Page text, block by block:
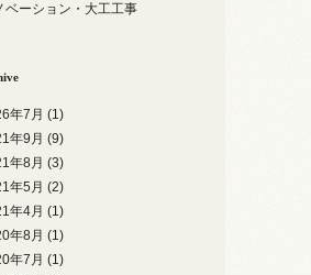
ベーション・大工工事
年7月 (1)
年9月 (9)
年8月 (3)
年5月 (2)
年4月 (1)
年8月 (1)
年7月 (1)